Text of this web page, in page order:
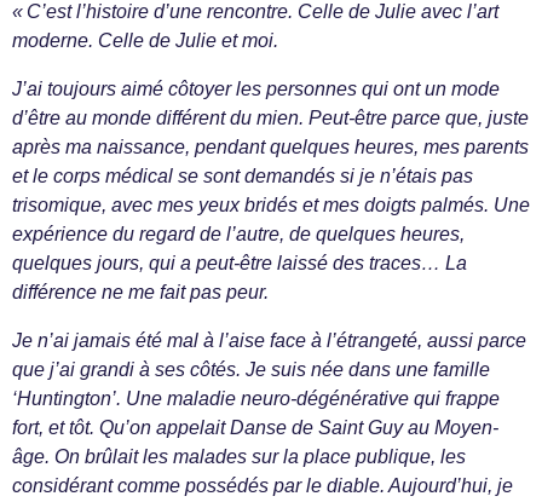
« C’est l’histoire d’une rencontre. Celle de Julie avec l’art
moderne. Celle de Julie et moi.
J’ai toujours aimé côtoyer les personnes qui ont un mode
d’être au monde différent du mien. Peut-être parce que, juste
après ma naissance, pendant quelques heures, mes parents
et le corps médical se sont demandés si je n’étais pas
trisomique, avec mes yeux bridés et mes doigts palmés. Une
expérience du regard de l’autre, de quelques heures,
quelques jours, qui a peut-être laissé des traces… La
différence ne me fait pas peur.
Je n’ai jamais été mal à l’aise face à l’étrangeté, aussi parce
que j’ai grandi à ses côtés. Je suis née dans une famille
‘Huntington’. Une maladie neuro-dégénérative qui frappe
fort, et tôt. Qu’on appelait Danse de Saint Guy au Moyen-
âge. On brûlait les malades sur la place publique, les
considérant comme possédés par le diable. Aujourd’hui, je